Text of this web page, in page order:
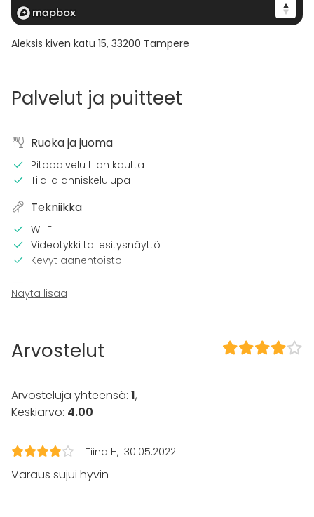
Aleksis kiven katu 15, 33200 Tampere
Palvelut ja puitteet
Ruoka ja juoma
Pitopalvelu tilan kautta
Tilalla anniskelulupa
Tekniikka
Wi-Fi
Videotykki tai esitysnäyttö
Kevyt äänentoisto
Kalusto
Juhlat
Saunailta
Illallinen / lounas
Kokous
Messut
Esitys / näytös
Virkistystilaisuus
Näytä lisää
Arvostelut
Arvosteluja yhteensä: 1,
Keskiarvo: 4.00
Tiina H 30.05.2022
Varaus sujui hyvin